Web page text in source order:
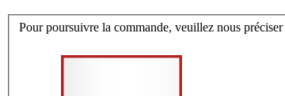
Pour poursuivre la commande, veuillez nous